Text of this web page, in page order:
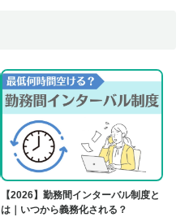
【2026】勤務間インターバル制度と
は｜いつから義務化される？